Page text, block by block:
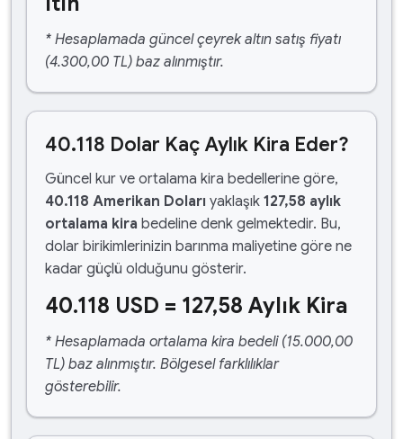
* Hesaplamada güncel çeyrek altın satış fiyatı
(4.300,00 TL) baz alınmıştır.
40.118 Dolar Kaç Aylık Kira Eder?
Güncel kur ve ortalama kira bedellerine göre,
40.118 Amerikan Doları yaklaşık 127,58 aylık
ortalama kira bedeline denk gelmektedir. Bu,
dolar birikimlerinizin barınma maliyetine göre ne
kadar güçlü olduğunu gösterir.
40.118 USD = 127,58 Aylık Kira
* Hesaplamada ortalama kira bedeli (15.000,00
TL) baz alınmıştır. Bölgesel farklılıklar
gösterebilir.